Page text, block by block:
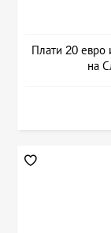
Плати 20 евро
на